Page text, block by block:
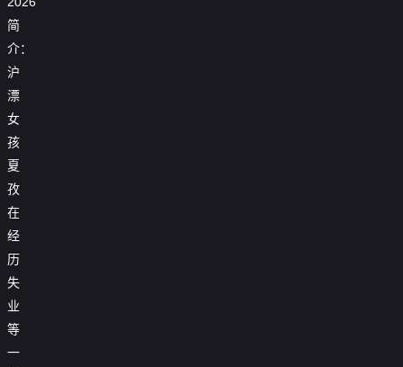
简
介：
沪
漂
女
孩
夏
孜
在
经
历
失
业
等
一